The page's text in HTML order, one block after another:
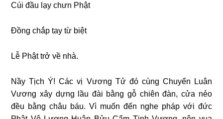
Cúi đầu lạy chưn Phật
Đồng chắp tay từ biệt
Lễ Phật trở về nhà.
Nầy Tịch Ý! Các vị Vương Tử đó cùng Chuyển Luân
Vương xây dựng lầu đài bằng gỗ chiên đàn, cửa nẻo
đều bằng châu báu. Vì muốn đến nghe pháp với đức